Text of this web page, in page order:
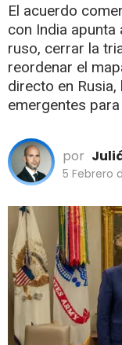
El acuerdo
con India
ruso, cerrar la
reordenar el
directo en
emergentes
por
5 Febrero